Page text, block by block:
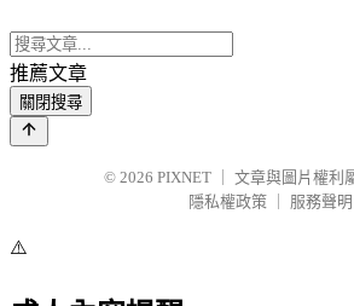
推薦文章
關閉搜尋
© 2026 PIXNET
文章與圖片權利
隱私權政策
服務聲明
⚠️